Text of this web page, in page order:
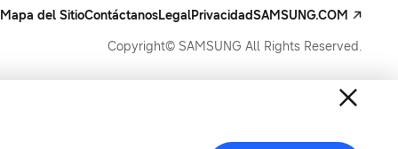
Mapa del SitioContáctanosLegalPrivacidadSAMSUNG.COM
Copyright© SAMSUNG All Rights Reserved.